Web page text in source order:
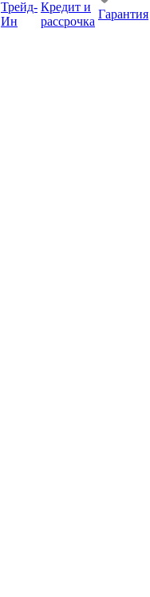
Трейд-
Ин
Кредит и
рассрочка
Гарантия